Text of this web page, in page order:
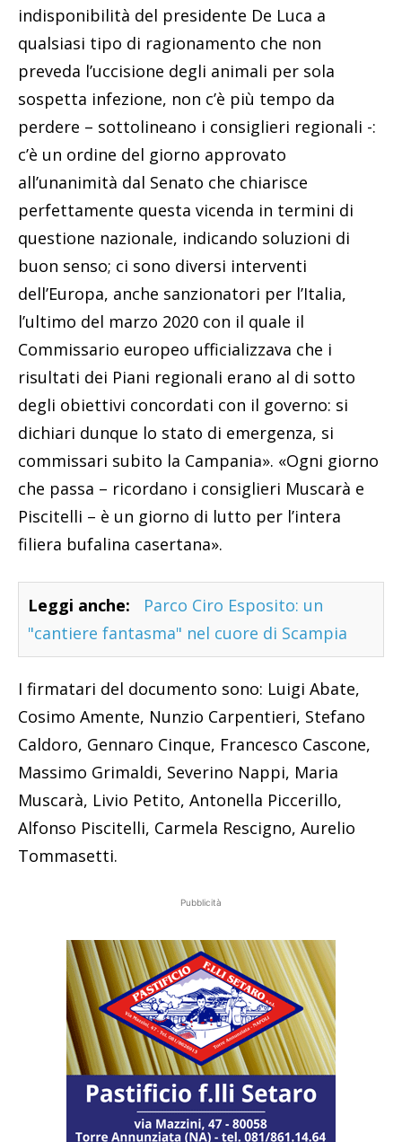
indisponibilità del presidente De Luca a
qualsiasi tipo di ragionamento che non
preveda l’uccisione degli animali per sola
sospetta infezione, non c’è più tempo da
perdere – sottolineano i consiglieri regionali -:
c’è un ordine del giorno approvato
all’unanimità dal Senato che chiarisce
perfettamente questa vicenda in termini di
questione nazionale, indicando soluzioni di
buon senso; ci sono diversi interventi
dell’Europa, anche sanzionatori per l’Italia,
l’ultimo del marzo 2020 con il quale il
Commissario europeo ufficializzava che i
risultati dei Piani regionali erano al di sotto
degli obiettivi concordati con il governo: si
dichiari dunque lo stato di emergenza, si
commissari subito la Campania». «Ogni giorno
che passa – ricordano i consiglieri Muscarà e
Piscitelli – è un giorno di lutto per l’intera
filiera bufalina casertana».
Leggi anche:
Parco Ciro Esposito: un
"cantiere fantasma" nel cuore di Scampia
I firmatari del documento sono: Luigi Abate,
Cosimo Amente, Nunzio Carpentieri, Stefano
Caldoro, Gennaro Cinque, Francesco Cascone,
Massimo Grimaldi, Severino Nappi, Maria
Muscarà, Livio Petito, Antonella Piccerillo,
Alfonso Piscitelli, Carmela Rescigno, Aurelio
Tommasetti.
Pubblicità